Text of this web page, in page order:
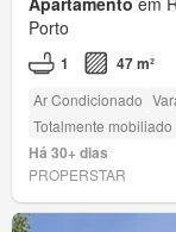
Porto
1 47 m²
Ar Condicionado
Totalmente mobiliado
Há 30+ dias
PROPERSTAR